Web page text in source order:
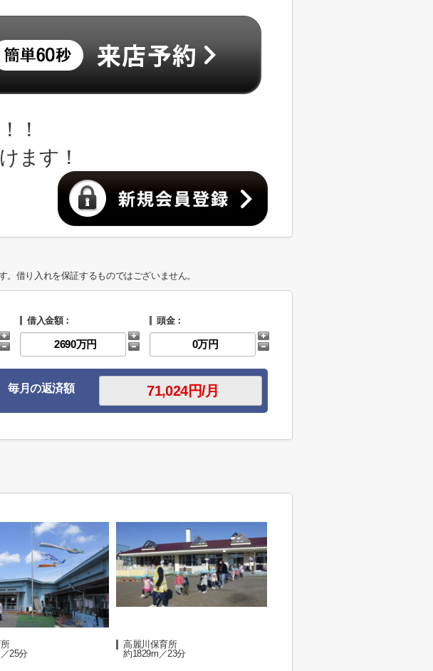
！
ます！
借り入れを保証するものではございません。
借入金額： 頭金：
毎月の返済額
25分
高麗川保育所
約1829m／23分